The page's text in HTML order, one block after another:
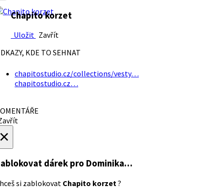
Chapito korzet
Uložit Zavřít
KDE TO SEHNAT
chapitostudio.cz/collections/vesty…
chapitostudio.cz…
dárek pro Dominika…
si zablokovat Chapito korzet?